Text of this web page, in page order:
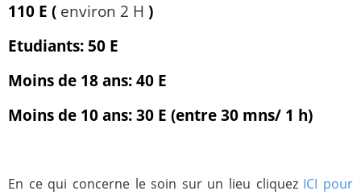
110 E ( environ 2 H )
Etudiants: 50 E
Moins de 18 ans: 40 E
Moins de 10 ans: 30 E (entre 30 mns/ 1 h)
En ce qui concerne le soin sur un lieu cliquez ICI pour